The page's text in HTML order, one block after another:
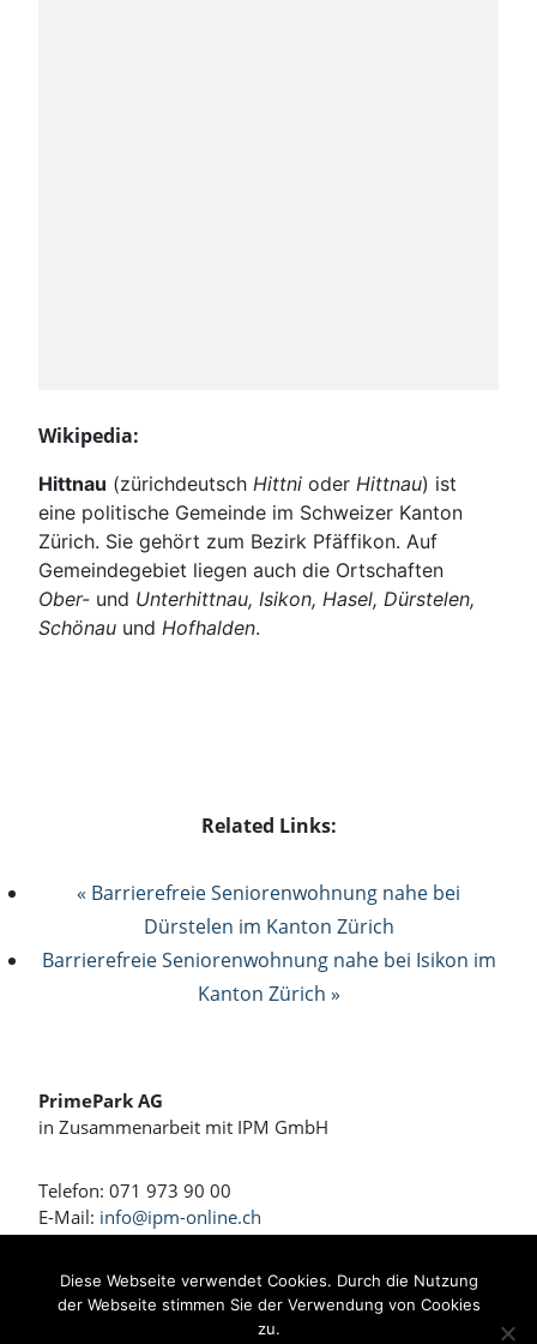
Wikipedia:
Hittnau (zürichdeutsch Hittni oder Hittnau) ist
eine politische Gemeinde im Schweizer Kanton
Zürich. Sie gehört zum Bezirk Pfäffikon. Auf
Gemeindegebiet liegen auch die Ortschaften
Ober- und Unterhittnau, Isikon, Hasel, Dürstelen,
Schönau und Hofhalden.
Related Links:
« Barrierefreie Seniorenwohnung nahe bei
Dürstelen im Kanton Zürich
Barrierefreie Seniorenwohnung nahe bei Isikon im
Kanton Zürich »
PrimePark AG
in Zusammenarbeit mit IPM GmbH
Telefon: 071 973 90 00
E-Mail: info@ipm-online.ch
Wohnen und Arbeiten am Rennweg
Bahnhofstrasse 4 + 4a
Diese Webseite verwendet Cookies. Durch die Nutzung
der Webseite stimmen Sie der Verwendung von Cookies
zu.